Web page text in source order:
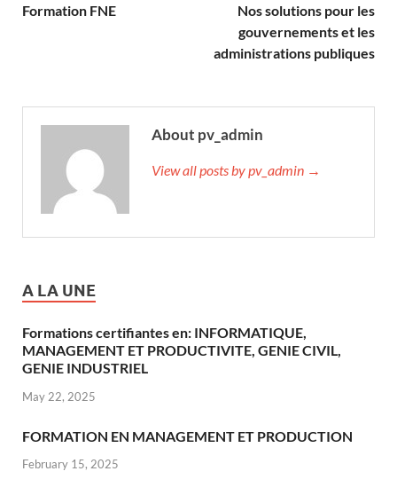
Formation FNE
Nos solutions pour les
gouvernements et les
administrations publiques
About pv_admin
View all posts by pv_admin →
A LA UNE
Formations certifiantes en: INFORMATIQUE,
MANAGEMENT ET PRODUCTIVITE, GENIE CIVIL,
GENIE INDUSTRIEL
May 22, 2025
FORMATION EN MANAGEMENT ET PRODUCTION
February 15, 2025